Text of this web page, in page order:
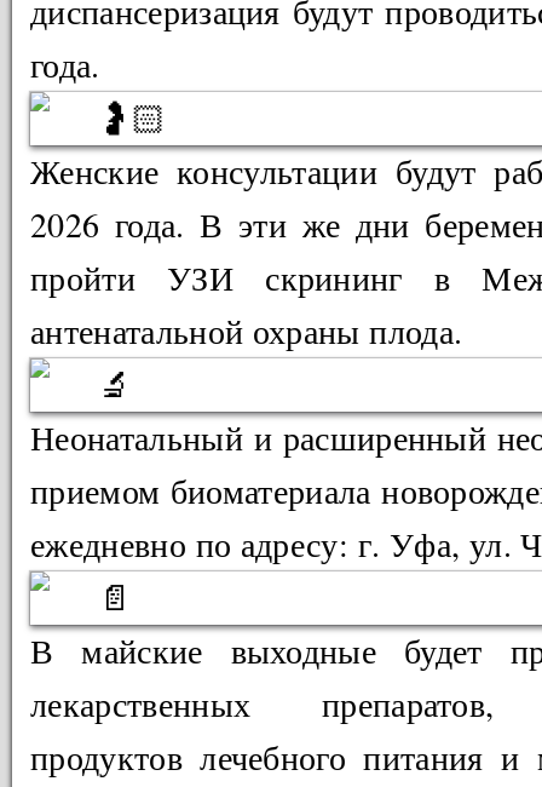
диспансеризация будут
года.
Женские консультации будут
2026 года. В эти же дни
пройти УЗИ скрининг в
антенатальной охраны плода.
Неонатальный и расширенный
приемом биоматериала
ежедневно по адресу: г. Уфа, ул.
В майские выходные будет
лекарственных препаратов,
продуктов лечебного питания